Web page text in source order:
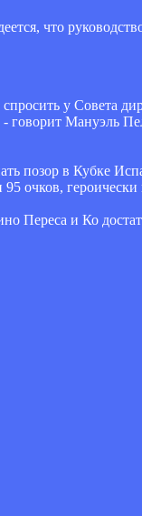
что
у Совета
- говорит Мануэль
позор в Кубке
очков,
Переса и Ко